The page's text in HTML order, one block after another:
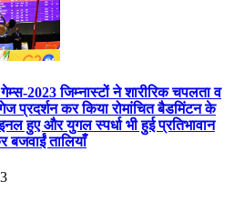
2023 जिम्नास्टों ने शारीरिक चपलता व
प्रदर्शन कर किया रोमांचित बैडमिंटन के
हुए और युगल स्पर्धा भी हुई प्रतिभावान
तालियाँ